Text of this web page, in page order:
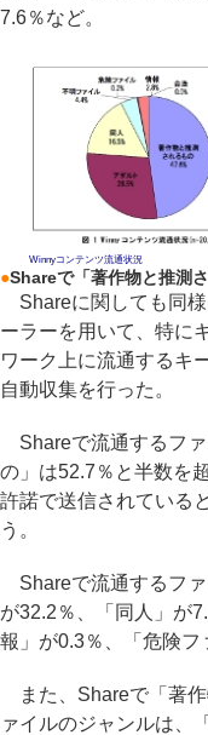
7.6％など。
Winnyコンテンツ流通状況
●Shareで「著作物と推測
Shareに関しても同様
ーラーを用いて、特に
ワーク上に流通するキ
自動収集を行った。
Shareで流通するファ
の」は52.7％と半数を
許諾で送信されている
う。
Shareで流通するファ
が32.2％、「同人」が
報」が0.3％、「危険フ
また、Shareで「著作
ァイルのジャンルは、